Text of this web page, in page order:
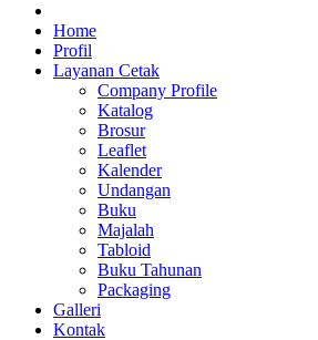
Mitra Media
0813-1670-6191 (Call/WA) Perusahaan
Home
Profil
Layanan Cetak
Company Profile
Katalog
Brosur
Leaflet
Kalender
Undangan
Buku
Majalah
Tabloid
Buku Tahunan
Packaging
Galleri
Kontak